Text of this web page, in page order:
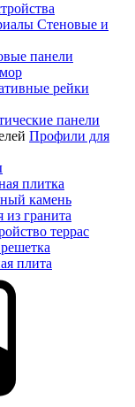
Стеновые и
панели
рейки
панели
Профили для
плитка
камень
из гранита
террас
плита